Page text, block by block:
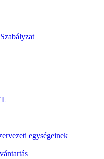
egységeinek